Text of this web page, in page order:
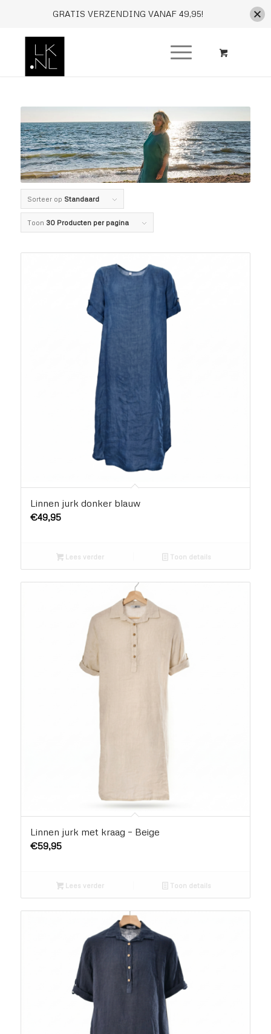
Sorteer op Standaard
Toon 30 Producten per pagina
Linnen jurk donker blauw
€49,95
Lees verder Toon details
Linnen jurk met kraag – Beige
€59,95
Lees verder Toon details
GRATIS VERZENDING VANAF 49,95!